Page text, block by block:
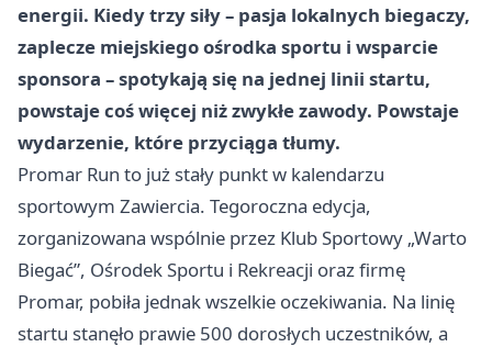
energii. Kiedy trzy siły – pasja lokalnych biegaczy,
zaplecze miejskiego ośrodka sportu i wsparcie
sponsora – spotykają się na jednej linii startu,
powstaje coś więcej niż zwykłe zawody. Powstaje
wydarzenie, które przyciąga tłumy.
Promar Run to już stały punkt w kalendarzu
sportowym Zawiercia. Tegoroczna edycja,
zorganizowana wspólnie przez Klub Sportowy „Warto
Biegać”, Ośrodek Sportu i Rekreacji oraz firmę
Promar, pobiła jednak wszelkie oczekiwania. Na linię
startu stanęło prawie 500 dorosłych uczestników, a